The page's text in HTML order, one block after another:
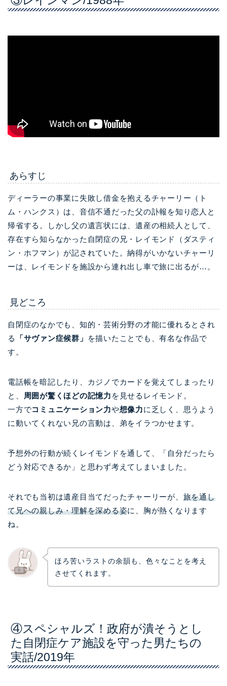
あらすじ
ディーラーの事業に失敗し借金を抱えるチャーリー（ト
ム・ハンクス）は、音信不通だった父の訃報を知り恋人と
帰省する。しかし父の遺言状には、遺産の相続人として、
存在すら知らなかった自閉症の兄・レイモンド（ダスティ
ン・ホフマン）が記されていた。納得がいかないチャーリ
ーは、レイモンドを施設から連れ出し車で旅に出るが…。
見どころ
自閉症のなかでも、知的・芸術分野の才能に優れるとされ
る
「サヴァン症候群」
を描いたことでも、有名な作品で
す。
電話帳を暗記したり、カジノでカードを覚えてしまったり
と、
周囲が驚くほどの記憶力 を見せるレイモンド。
一方でコミュニケーション力や想像力に乏しく、思うよう
に動いてくれない兄の言動は、弟をイラつかせます。
予想外の行動が続くレイモンドを通して、「自分だったら
どう対応できるか」と思わず考えてしまいました。
それでも当初は遺産目当てだったチャーリーが、 旅を通し
て兄への親しみ・理解を深める姿に、胸が熱くなります
ね。
ほろ苦いラストの余韻も、色々なことを考え
させてくれます。
④スペシャルズ！政府が潰そうとし
た自閉症ケア施設を守った男たちの
実話/2019年